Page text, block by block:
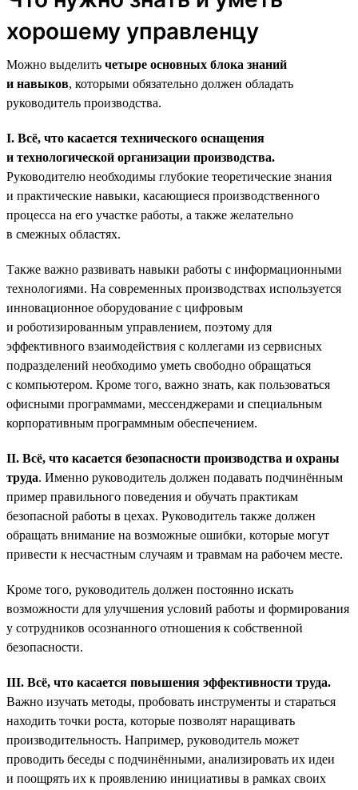
хорошему управленцу
Можно выделить четыре основных блока знаний
и навыков, которыми обязательно должен обладать
руководитель производства.
I. Всё, что касается технического оснащения
и технологической организации производства.
Руководителю необходимы глубокие теоретические знания
и практические навыки, касающиеся производственного
процесса на его участке работы, а также желательно
в смежных областях.
Также важно развивать навыки работы с информационными
технологиями. На современных производствах используется
инновационное оборудование с цифровым
и роботизированным управлением, поэтому для
эффективного взаимодействия с коллегами из сервисных
подразделений необходимо уметь свободно обращаться
с компьютером. Кроме того, важно знать, как пользоваться
офисными программами, мессенджерами и специальным
корпоративным программным обеспечением.
II. Всё, что касается безопасности производства и охраны
труда. Именно руководитель должен подавать подчинённым
пример правильного поведения и обучать практикам
безопасной работы в цехах. Руководитель также должен
обращать внимание на возможные ошибки, которые могут
привести к несчастным случаям и травмам на рабочем месте.
Кроме того, руководитель должен постоянно искать
возможности для улучшения условий работы и формирования
у сотрудников осознанного отношения к собственной
безопасности.
III. Всё, что касается повышения эффективности труда.
Важно изучать методы, пробовать инструменты и стараться
находить точки роста, которые позволят наращивать
производительность. Например, руководитель может
проводить беседы с подчинёнными, анализировать их идеи
и поощрять их к проявлению инициативы в рамках своих